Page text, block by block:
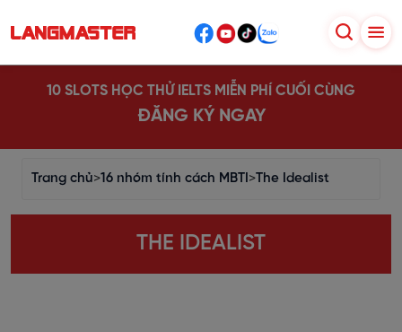
10 SLOTS HỌC THỬ IELTS MIỄN PHÍ CUỐI CÙNG
ĐĂNG KÝ NGAY
Trang chủ>16 nhóm tính cách MBTI >The Idealist
THE IDEALIST